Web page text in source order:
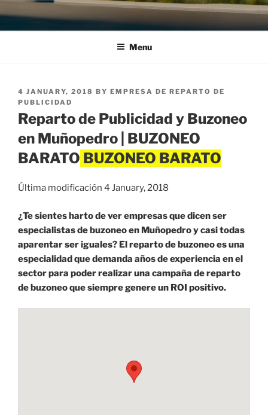
Menu
POSTED
ON
4 JANUARY, 2018 BY EMPRESA DE REPARTO DE
PUBLICIDAD
Reparto de Publicidad y Buzoneo
en Muñopedro | BUZONEO
BARATO
Última modificación 4 January, 2018
¿Te sientes harto de ver empresas que dicen ser
especialistas de buzoneo en Muñopedro y casi todas
aparentar ser iguales? El reparto de buzoneo es una
especialidad que demanda años de experiencia en el
sector para poder realizar una campaña de reparto
de buzoneo que siempre genere un ROI positivo.